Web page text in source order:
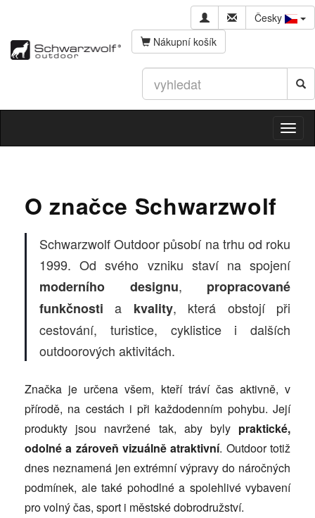
Česky
Nákupní košík
O značce Schwarzwolf
Schwarzwolf Outdoor působí na trhu od roku
1999. Od svého vzniku staví na spojení
moderního designu, propracované
funkčnosti a kvality, která obstojí při
cestování, turistice, cyklistice i dalších
outdoorových aktivitách.
Značka je určena všem, kteří tráví čas aktivně, v
přírodě, na cestách i při každodenním pohybu. Její
produkty jsou navržené tak, aby byly praktické,
odolné a zároveň vizuálně atraktivní. Outdoor totiž
dnes neznamená jen extrémní výpravy do náročných
podmínek, ale také pohodlné a spolehlivé vybavení
pro volný čas, sport i městské dobrodružství.